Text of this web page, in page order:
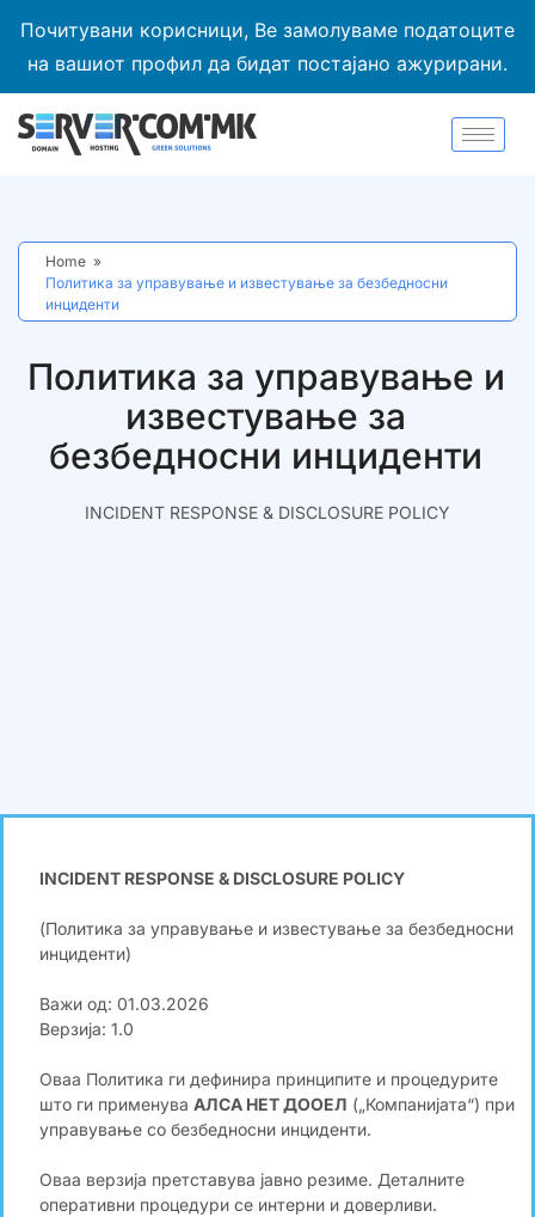
Почитувани корисници, Ве замолуваме податоците
на вашиот профил да бидат постајано ажурирани.
Home »
Политика за управување и известување за безбедносни
инциденти
Политика за управување и
известување за
безбедносни инциденти
INCIDENT RESPONSE & DISCLOSURE POLICY
INCIDENT RESPONSE & DISCLOSURE POLICY
(Политика за управување и известување за безбедносни
инциденти)
Важи од: 01.03.2026
Верзија: 1.0
Оваа Политика ги дефинира принципите и процедурите
што ги применува АЛСА НЕТ ДООЕЛ („Компанијата“) при
управување со безбедносни инциденти.
Оваа верзија претставува јавно резиме. Деталните
оперативни процедури се интерни и доверливи.